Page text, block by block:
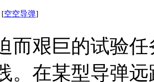
[空空导弹]
而艰巨的试验
。在某型导弹